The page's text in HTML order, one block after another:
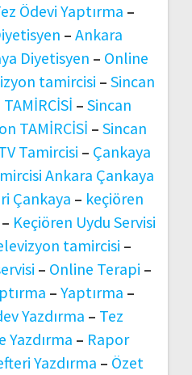
Ödevi Yaptırma –
– Ankara
Diyetisyen – Online
tamircisi – Sincan
– Sincan
TAMİRCİSİ – Sincan
Tamircisi – Çankaya
Ankara Çankaya
Çankaya – keçiören
– Keçiören Uydu Servisi
tamircisi –
– Online Terapi –
– Yaptırma –
Yazdırma – Tez
Yazdırma – Rapor
Yazdırma – Özet